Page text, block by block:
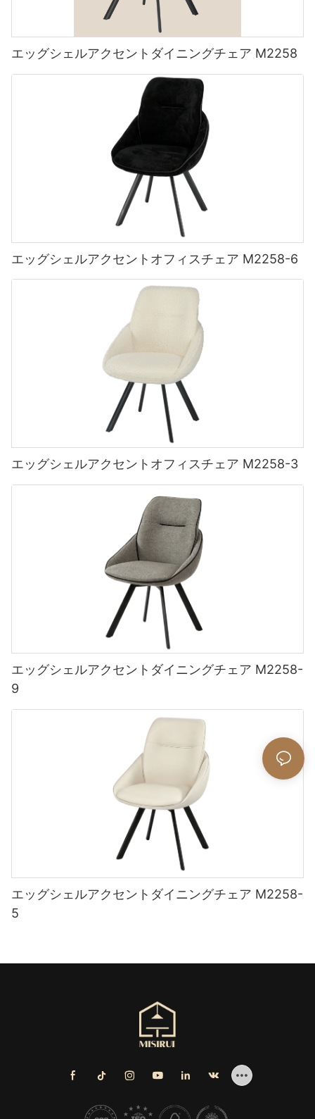
エッグシェルアクセントダイニングチェア M2258
エッグシェルアクセントオフィスチェア M2258-6
エッグシェルアクセントオフィスチェア M2258-3
エッグシェルアクセントダイニングチェア M2258-
9
エッグシェルアクセントダイニングチェア M2258-
5